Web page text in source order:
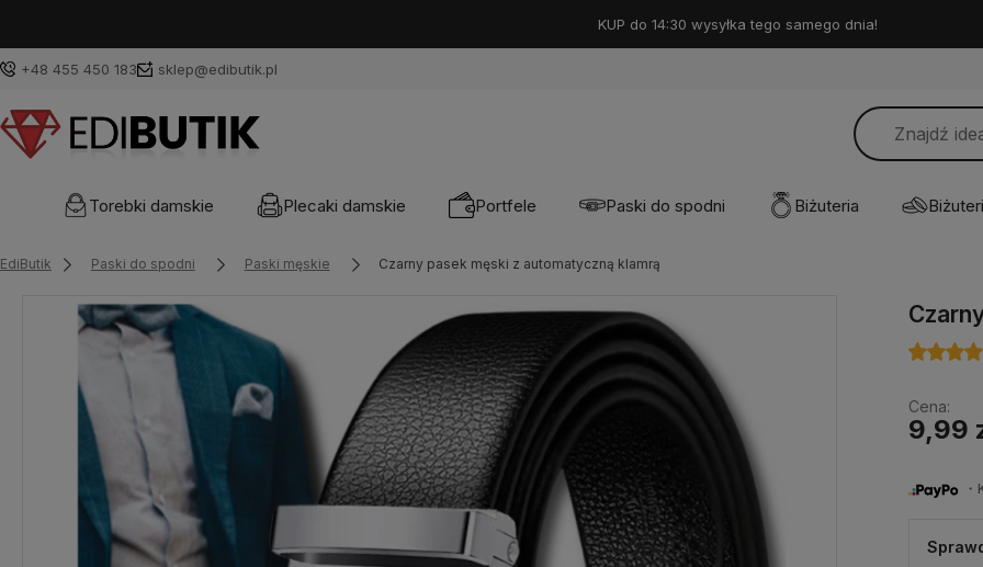
KUP do 14:30 wysyłka tego samego dnia!
+48 455 450 183 sklep@edibutik.pl
Torebki damskie Plecaki damskie Portfele Paski do spodni Biżuteria
EdiButik Paski do spodni Paski męskie Czarny pasek męski z automatyczną klamrą
Cena:
9,99